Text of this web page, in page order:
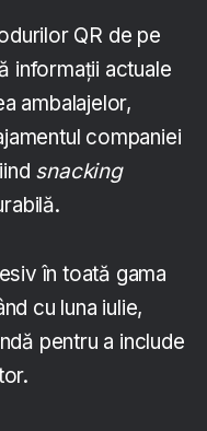
QR de pe
informații actuale
ambalajelor,
companiei
snacking
în toată gama
cu luna iulie,
pentru a include